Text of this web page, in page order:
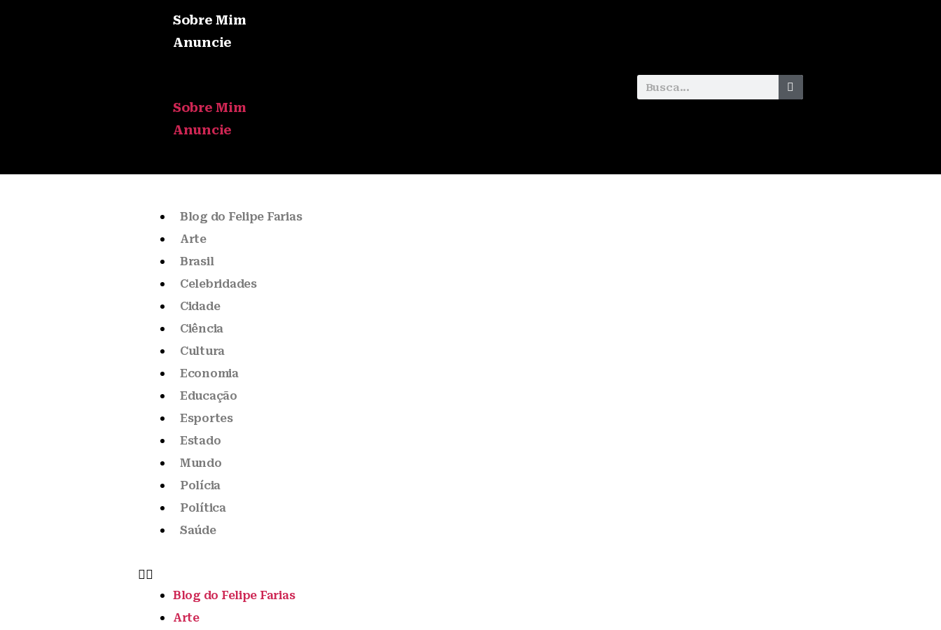
Sobre Mim
Anuncie
Sobre Mim
Anuncie
Blog do Felipe Farias
Arte
Brasil
Celebridades
Cidade
Ciência
Cultura
Economia
Educação
Esportes
Estado
Mundo
Polícia
Política
Saúde
Blog do Felipe Farias
Arte